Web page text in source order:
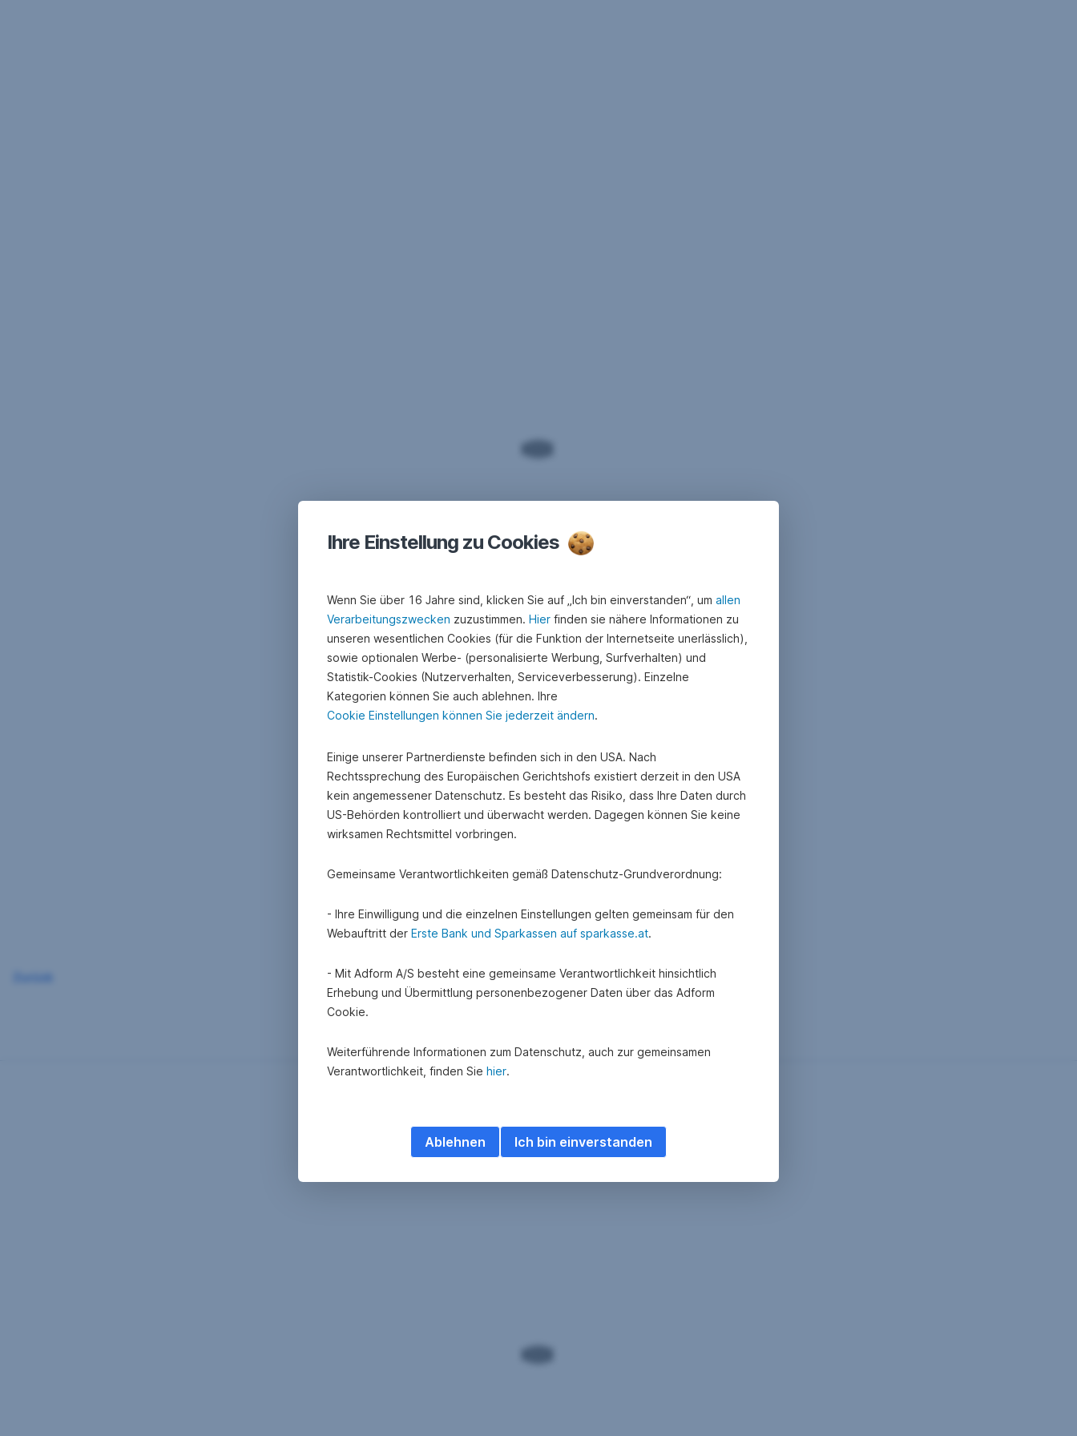
Ihre Einstellung zu Cookies
Wenn Sie über 16 Jahre sind, klicken Sie auf „Ich bin einverstanden“, um allen
Verarbeitungszwecken zuzustimmen. Hier finden sie nähere Informationen zu
unseren wesentlichen Cookies (für die Funktion der Internetseite unerlässlich),
sowie optionalen Werbe- (personalisierte Werbung, Surfverhalten) und
Statistik-Cookies (Nutzerverhalten, Serviceverbesserung). Einzelne
Kategorien können Sie auch ablehnen. Ihre
Cookie Einstellungen können Sie jederzeit ändern.
Einige unserer Partnerdienste befinden sich in den USA. Nach
Rechtssprechung des Europäischen Gerichtshofs existiert derzeit in den USA
kein angemessener Datenschutz. Es besteht das Risiko, dass Ihre Daten durch
US-Behörden kontrolliert und überwacht werden. Dagegen können Sie keine
wirksamen Rechtsmittel vorbringen.
Gemeinsame Verantwortlichkeiten gemäß Datenschutz-Grundverordnung:
- Ihre Einwilligung und die einzelnen Einstellungen gelten gemeinsam für den
Webauftritt der Erste Bank und Sparkassen auf sparkasse.at.
- Mit Adform A/S besteht eine gemeinsame Verantwortlichkeit hinsichtlich
Erhebung und Übermittlung personenbezogener Daten über das Adform
Cookie.
Weiterführende Informationen zum Datenschutz, auch zur gemeinsamen
Verantwortlichkeit, finden Sie hier.
Ich bin einverstanden
Ablehnen